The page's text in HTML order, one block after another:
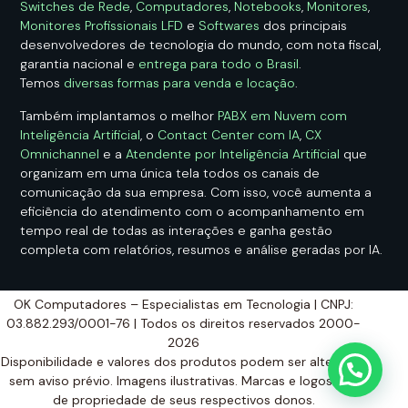
Switches de Rede, Computadores, Notebooks, Monitores,
Monitores Profissionais LFD e Softwares dos principais
desenvolvedores de tecnologia do mundo, com nota fiscal,
garantia nacional e entrega para todo o Brasil.
Temos diversas formas para venda e locação.
Também implantamos o melhor PABX em Nuvem com
Inteligência Artificial, o Contact Center com IA, CX
Omnichannel e aAtendente por Inteligência Artificial que
organizam em uma única tela todos os canais de
comunicação da sua empresa. Com isso, você aumenta a
eficiência do atendimento com o acompanhamento em
tempo real de todas as interações e ganha gestão
completa com relatórios, resumos e análise geradas por IA.
OK Computadores – Especialistas em Tecnologia | CNPJ:
03.882.293/0001-76 | Todos os direitos reservados 2000-
2026
Disponibilidade e valores dos produtos podem ser alterados
sem aviso prévio. Imagens ilustrativas. Marcas e logos são
de propriedade de seus respectivos donos.